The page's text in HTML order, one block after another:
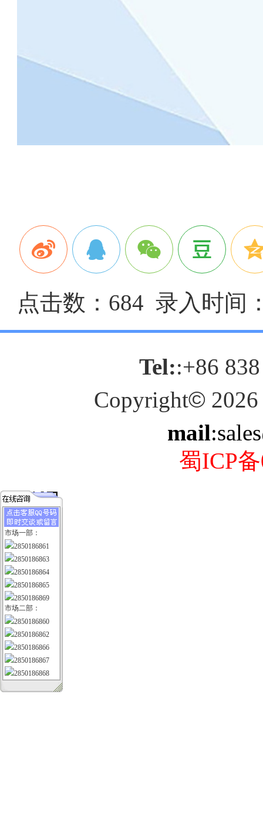
点击数：684 录入时间
Tel::+86
Copyright© 2026
mail
蜀ICP
市场一部：
2850186861
2850186863
2850186864
2850186865
2850186869
市场二部：
2850186860
2850186862
2850186866
2850186867
2850186868